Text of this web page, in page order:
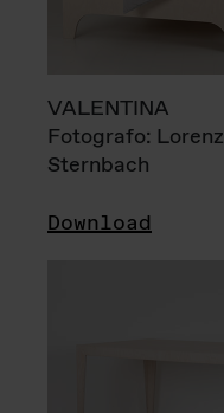
VALENTINA
Fotografo: Lorenz
Sternbach
Download